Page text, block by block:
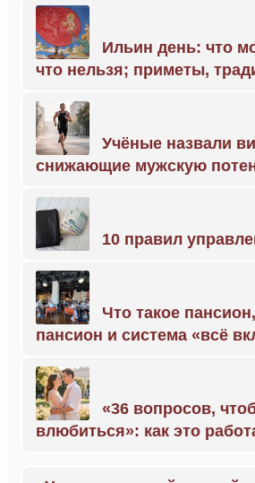
Ильин день: что
что нельзя; приметы,
Учёные назвали
снижающие мужскую
10 правил
Что такое
пансион и система «всё
«36 вопросов,
влюбиться»: как это